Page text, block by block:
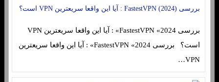
بررسی FastestVPN (2024) : آیا این واقعا سریعترین VPN است؟
بررسی FastestVPN «2024» : آیا این واقعا سریعترین VPN
است؟ بررسی FastestVPN «2024» : آیا این واقعا سریعترین
VPN…